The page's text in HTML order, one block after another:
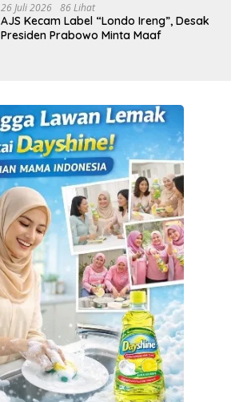
26 Juli 2026 86 Lihat
AJS Kecam Label “Londo Ireng”, Desak
Presiden Prabowo Minta Maaf